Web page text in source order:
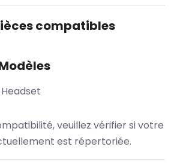
compatibles
veuillez vérifier si votre
est répertoriée.